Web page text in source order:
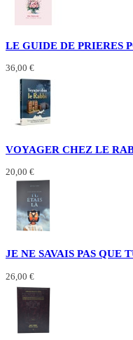
LE GUIDE DE PRIERES
36,00 €
VOYAGER CHEZ LE
20,00 €
JE NE SAVAIS PAS QUE
26,00 €